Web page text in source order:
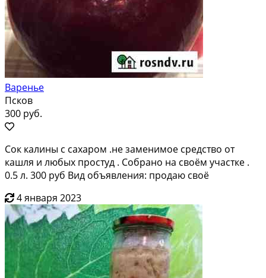
Варенье
Псков
300 руб.
Сок калины с сахаром .не заменимое средство от
кашля и любых простуд . Собрано на своём участке .
0.5 л. 300 руб Вид объявления: продаю своё
4 января 2023